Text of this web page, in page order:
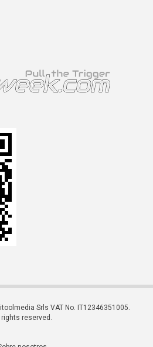
Srls VAT No. IT12346351005.
rights reserved.